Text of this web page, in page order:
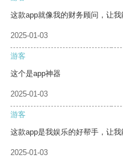
这款app就像我的财务顾问，让我
2025-01-03
游客
这个是app神器
2025-01-03
游客
这款app是我娱乐的好帮手，让我
2025-01-03